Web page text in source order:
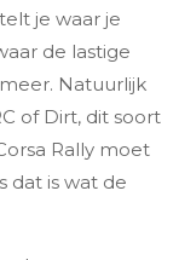
je waar je
de lastige
Natuurlijk
of Dirt, dit soort
Rally moet
dat is wat de